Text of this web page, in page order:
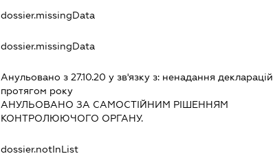
dossier.missingData
dossier.missingData
Анульовано з 27.10.20 у зв'язку з: ненадання декларацiй
протягом року
АНУЛЬОВАНО ЗА САМОСТIЙНИМ РIШЕННЯМ
КОНТРОЛЮЮЧОГО ОРГАНУ.
dossier.notInList